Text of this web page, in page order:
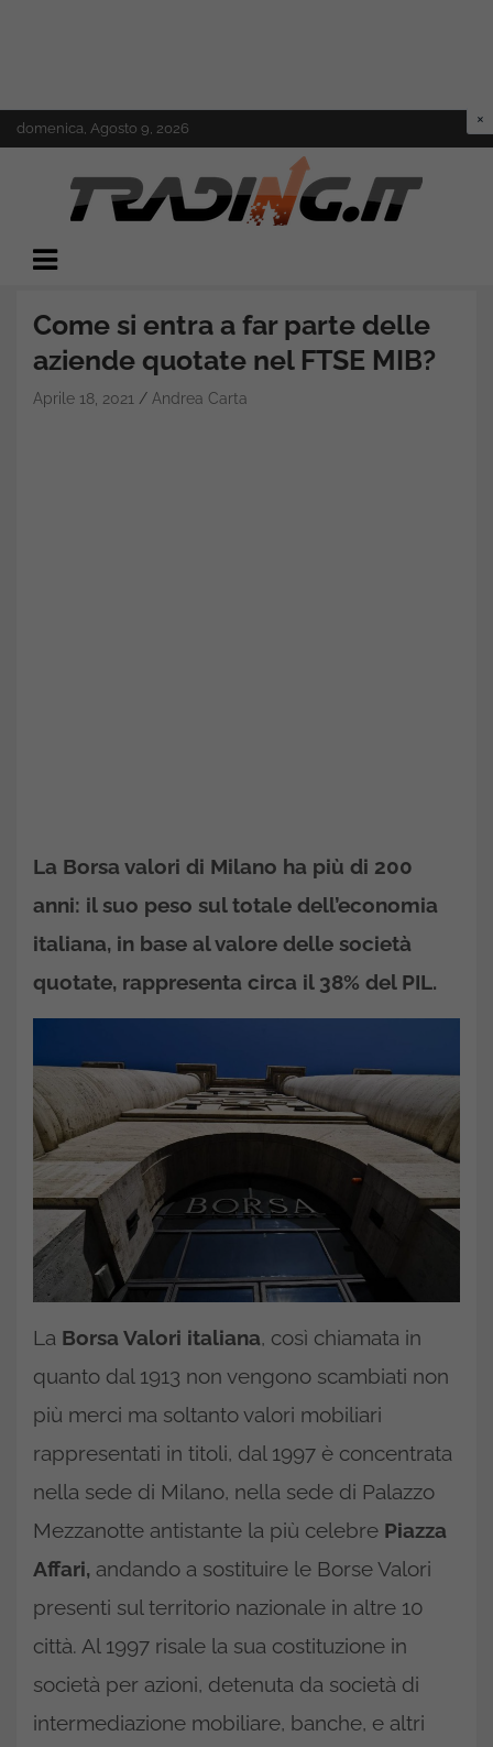
Skip
to
domenica, Agosto 9, 2026
Trading.it
Come si entra a far parte delle
aziende quotate nel FTSE MIB?
Aprile 18, 2021 Andrea Carta
La Borsa valori di Milano ha più di 200
anni: il suo peso sul totale dell’economia
italiana, in base al valore delle società
quotate, rappresenta circa il 38% del PIL.
La Borsa Valori italiana, così chiamata in
quanto dal 1913 non vengono scambiati non
più merci ma soltanto valori mobiliari
rappresentati in titoli, dal 1997 è concentrata
nella sede di Milano, nella sede di Palazzo
Mezzanotte antistante la più celebre Piazza
Affari, andando a sostituire le Borse Valori
presenti sul territorio nazionale in altre 10
città. Al 1997 risale la sua costituzione in
società per azioni, detenuta da società di
intermediazione mobiliare, banche, e altri